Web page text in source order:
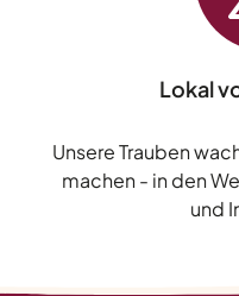
Lokal
Unsere Trauben
machen - in den
und